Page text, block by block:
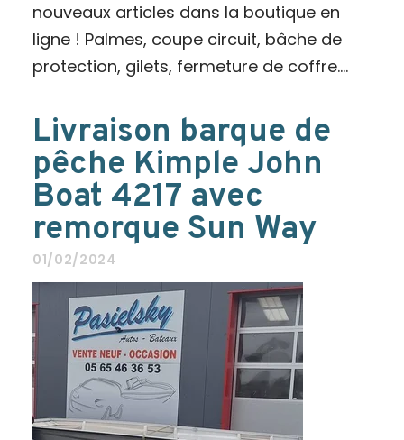
nouveaux articles dans la boutique en
ligne ! Palmes, coupe circuit, bâche de
protection, gilets, fermeture de coffre....
Livraison barque de
pêche Kimple John
Boat 4217 avec
remorque Sun Way
01/02/2024